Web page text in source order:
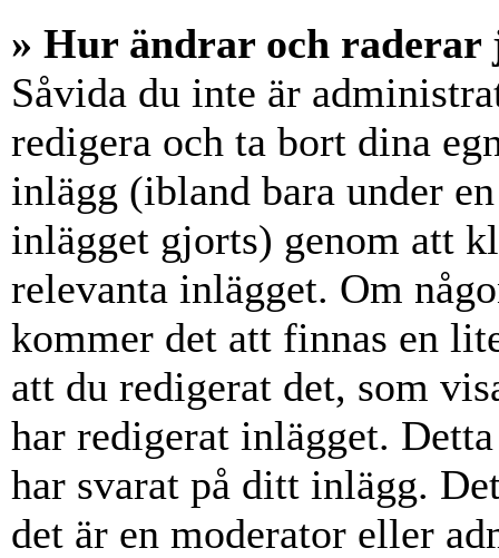
» Hur ändrar och raderar
Såvida du inte är
redigera och ta bort dina
inlägg (ibland bara under
inlägget gjorts) genom att
relevanta inlägget. Om
kommer det att finnas en
att du redigerat det, som
har redigerat inlägget.
har svarat på ditt inlägg.
det är en moderator eller